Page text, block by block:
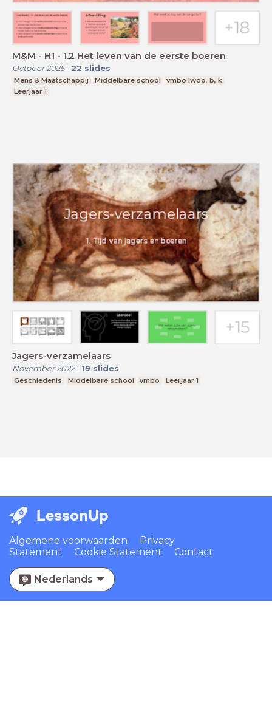
M&M - H1 - 1.2 Het leven van de eerste boeren
October 2025- 22 slides
Mens & Maatschappij Middelbare school
vmbo lwoo, b, k
Leerjaar 1
Jagers-verzamelaars
November 2022- 19 slides
Geschiedenis Middelbare school vmbo Leerjaar 1
LessonUp
Algemene voorwaarden
Privacy
Statement
Cookie Statement Contact
Nederlands